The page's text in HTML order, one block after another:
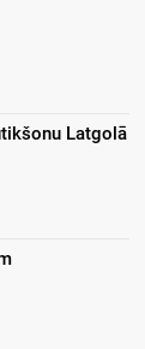
Latgolā